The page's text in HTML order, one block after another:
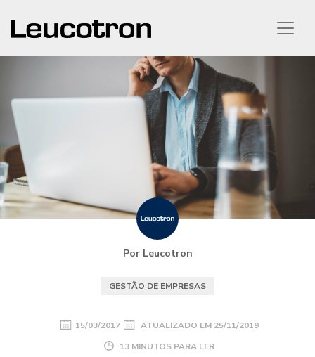
Por Leucotron
GESTÃO DE EMPRESAS
15/03/2017 ATUALIZADO EM 25/11/2019
13 MINUTOS PARA LER